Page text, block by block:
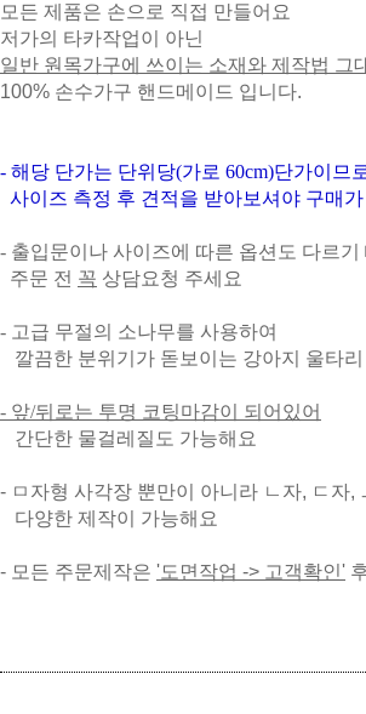
모든 제품은 손으로 직접 만들어요
저가의 타카작업이 아닌
일반 원목가구에 쓰이는 소재와 제작법 그
100% 손수가구 핸드메이드 입니다.
- 해당 단가는 단위당(가로 60cm)단가이므
사이즈 측정 후 견적을 받아보셔야 구매
- 출입문이나 사이즈에 따른 옵션도 다르기
주문 전 꼭 상담요청 주세요
- 고급 무절의 소나무를 사용하여
깔끔한 분위기가 돋보이는 강아지 울타리
- 앞/뒤로는 투명 코팅마감이 되어있어
간단한 물걸레질도 가능해요
- ㅁ자형 사각장 뿐만이 아니라 ㄴ자, ㄷ자,
다양한 제작이 가능해요
- 모든 주문제작은 '도면작업 -> 고객확인'